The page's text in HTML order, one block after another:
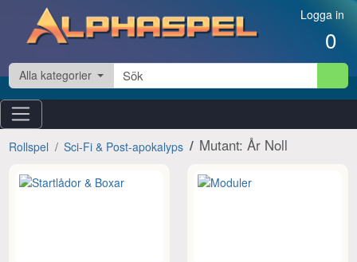
Hoppa till innehåll Logga in
0
Alla kategorier
Rollspel Sci-Fi & Post-apokalyps Mutant: År Noll